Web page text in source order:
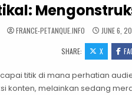
FRANCE-PETANQUE.INFO JUNE 6,
SHARE: X
titik di mana perhatian
konten, melainkan sedang